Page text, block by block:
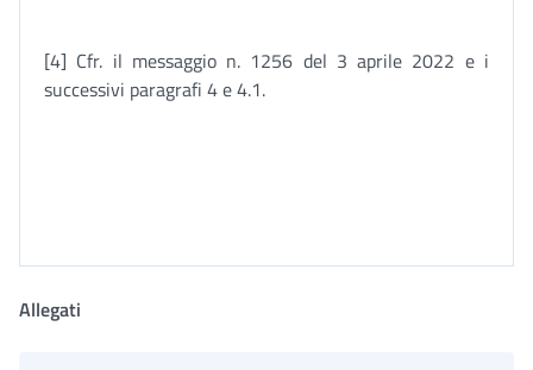
[4] Cfr. il messaggio n. 1256 del 3 aprile 2022 e i
successivi paragrafi 4 e 4.1.
Allegati